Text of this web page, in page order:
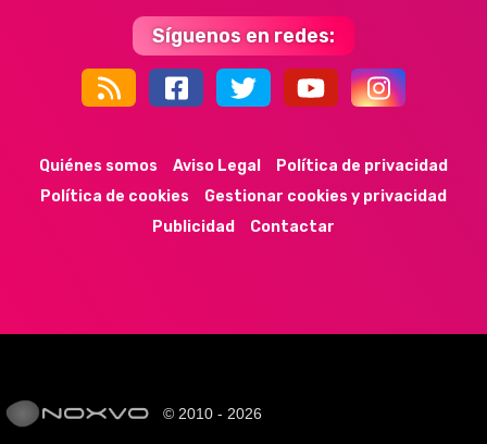
Síguenos en redes:
44k 9k 35k 352
Quiénes somos Aviso Legal
Política de privacidad
Política de cookies
Gestionar cookies y privacidad
Publicidad
Contactar
© 2010 - 2026